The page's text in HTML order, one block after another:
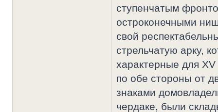
ступенчатым
остроконечными
свой
стрельчатую арку,
характерные для
по обе стороны от
знаками
чердаке, были